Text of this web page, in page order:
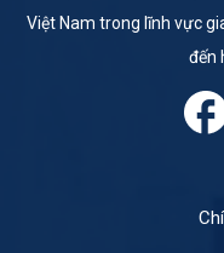
Việt Nam trong lĩnh vực
đến